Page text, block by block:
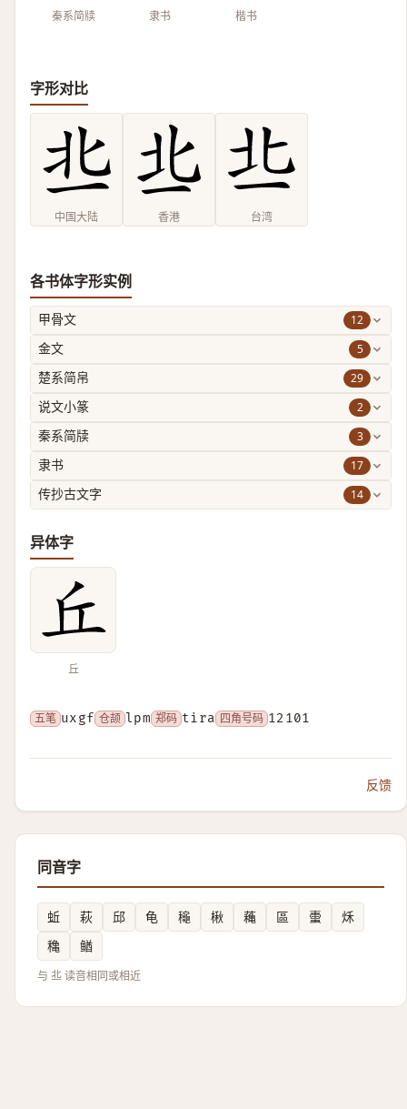
秦系简牍 隶书 楷书
字形对比
中国大陆 香港 台湾
各书体字形实例
甲骨文 12
金文 5
楚系简帛 29
说文小篆 2
秦系简牍 3
隶书 17
传抄古文字 14
异体字
丘
五笔 uxgf 仓颉 lpm 郑码 tira 四角号码 12101
反馈
同音字
蚯 萩 邱 龟 龝 楸 蘒 區 蟗
秌
穐
䲡
与 丠 读音相同或相近